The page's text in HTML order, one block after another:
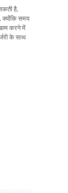
है,
क्योंकि समय
करने में
के साथ